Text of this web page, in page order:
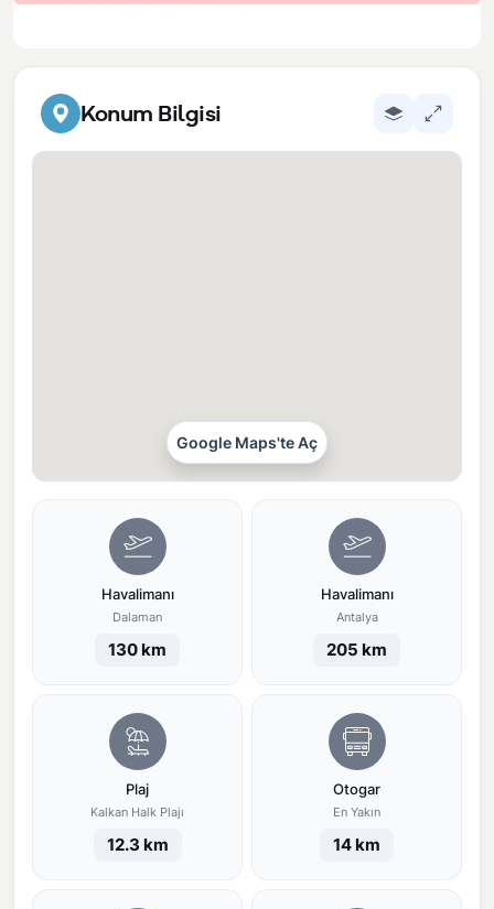
Konum Bilgisi
Google Maps'te Aç
Havalimanı
Dalaman
130 km
Havalimanı
Antalya
205 km
Plaj
Kalkan Halk Plajı
12.3 km
Otogar
En Yakın
14 km